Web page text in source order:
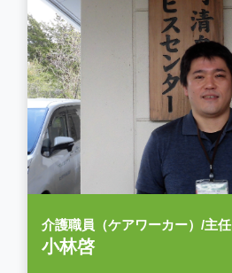
介護職員（ケアワーカー）/主任
小林啓